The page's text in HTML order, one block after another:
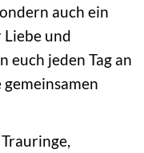
auch ein
und
euch jeden Tag an